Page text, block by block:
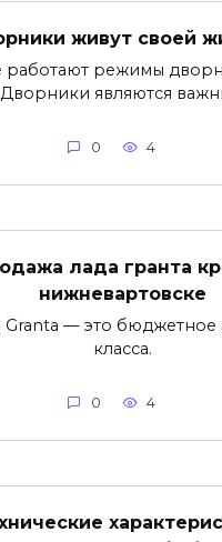
живут своей
работают режимы
Дворники являются
0 4
лада гранта
нижневартовске
Granta — это бюджетное
класса.
0 4